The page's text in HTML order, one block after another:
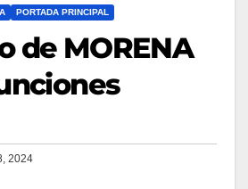
PORTADA PRINCIPAL
de MORENA
2024